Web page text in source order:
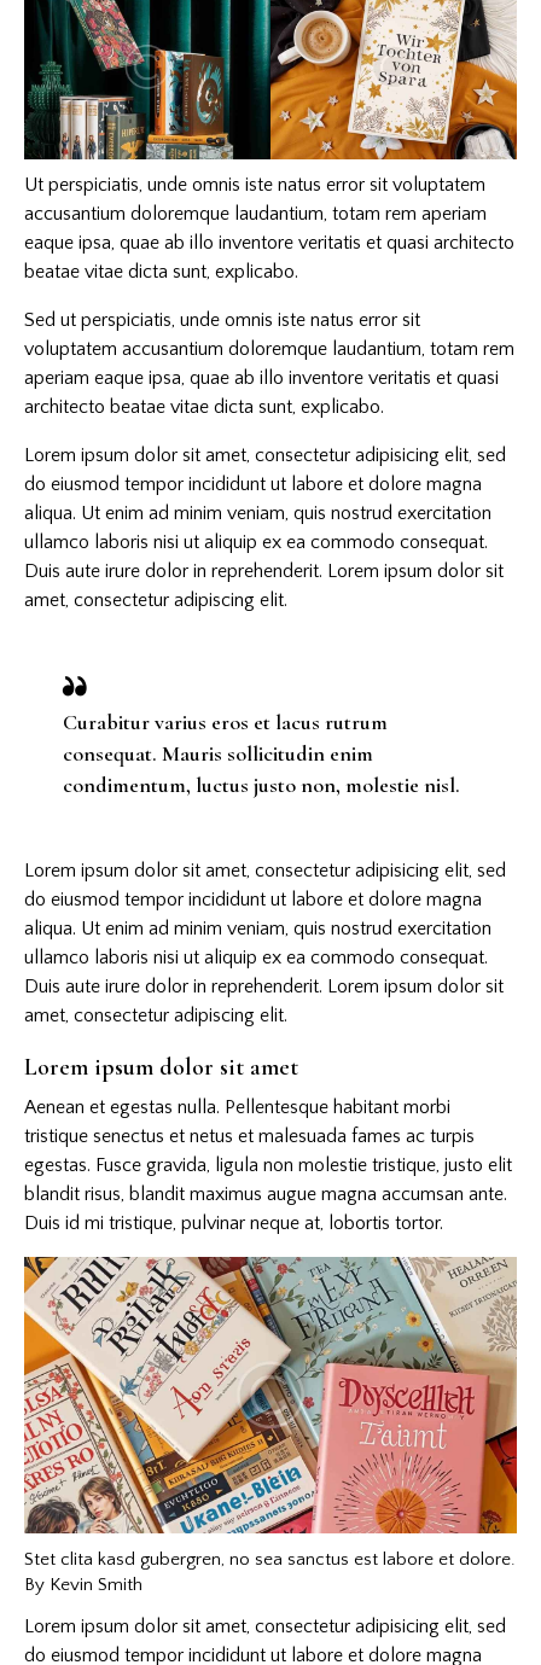
Ut perspiciatis, unde omnis iste natus error sit voluptatem
accusantium doloremque laudantium, totam rem aperiam
eaque ipsa, quae ab illo inventore veritatis et quasi architecto
beatae vitae dicta sunt, explicabo.
Sed ut perspiciatis, unde omnis iste natus error sit
voluptatem accusantium doloremque laudantium, totam rem
aperiam eaque ipsa, quae ab illo inventore veritatis et quasi
architecto beatae vitae dicta sunt, explicabo.
Lorem ipsum dolor sit amet, consectetur adipisicing elit, sed
do eiusmod tempor incididunt ut labore et dolore magna
aliqua. Ut enim ad minim veniam, quis nostrud exercitation
ullamco laboris nisi ut aliquip ex ea commodo consequat.
Duis aute irure dolor in reprehenderit. Lorem ipsum dolor sit
amet, consectetur adipiscing elit.
Curabitur varius eros et lacus rutrum
consequat. Mauris sollicitudin enim
condimentum, luctus justo non, molestie nisl.
Lorem ipsum dolor sit amet, consectetur adipisicing elit, sed
do eiusmod tempor incididunt ut labore et dolore magna
aliqua. Ut enim ad minim veniam, quis nostrud exercitation
ullamco laboris nisi ut aliquip ex ea commodo consequat.
Duis aute irure dolor in reprehenderit. Lorem ipsum dolor sit
amet, consectetur adipiscing elit.
Lorem ipsum dolor sit amet
Aenean et egestas nulla. Pellentesque habitant morbi
tristique senectus et netus et malesuada fames ac turpis
egestas. Fusce gravida, ligula non molestie tristique, justo elit
blandit risus, blandit maximus augue magna accumsan ante.
Duis id mi tristique, pulvinar neque at, lobortis tortor.
Stet clita kasd gubergren, no sea sanctus est labore et dolore.
By Kevin Smith
Lorem ipsum dolor sit amet, consectetur adipisicing elit, sed
do eiusmod tempor incididunt ut labore et dolore magna